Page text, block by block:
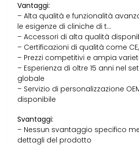
Vantaggi:
– Alta qualità e funzionalità
le esigenze di cliniche di t…
– Accessori di alta qualità
– Certificazioni di qualità come CE,
– Prezzi competitivi e ampia
– Esperienza di oltre 15 anni nel
globale
– Servizio di personalizzazione
disponibile
Svantaggi:
– Nessun svantaggio specifico
dettagli del prodotto